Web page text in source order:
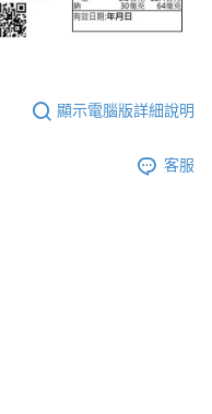
顯示電腦版詳細說明
客服